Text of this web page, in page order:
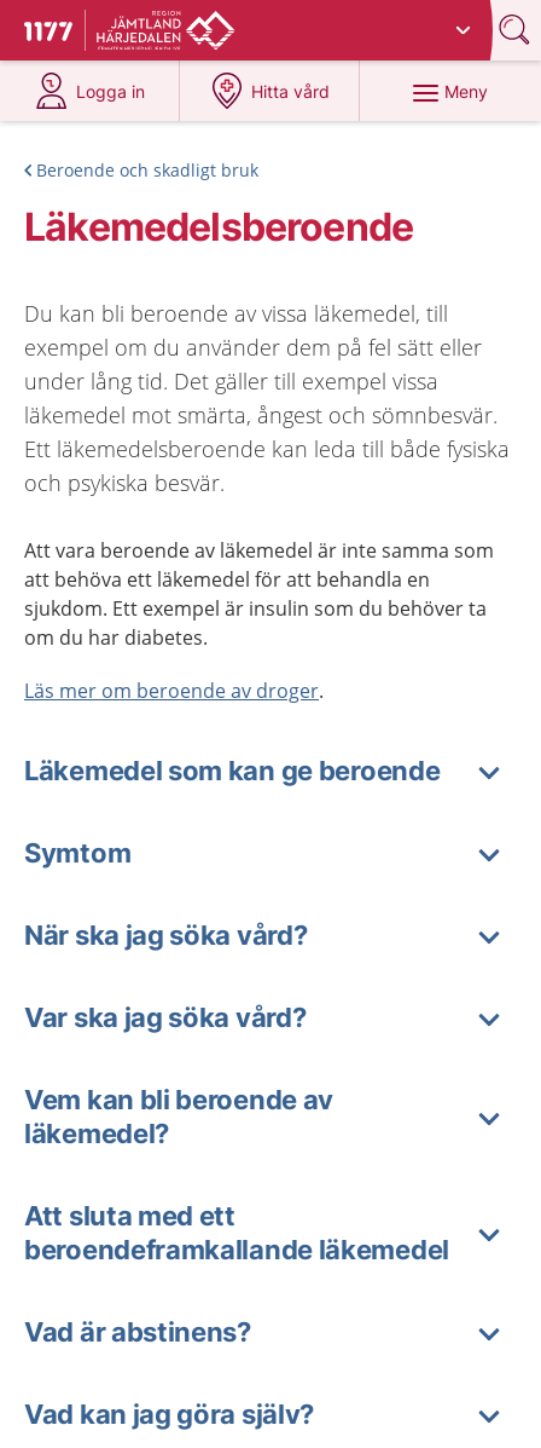
Till startsidan för 1177
Du har valt region
Logga in
på 1177.se
Hitta vård
på 1177.se
Meny
Beroende och skadligt bruk
Läkemedelsberoende
Du kan bli beroende av vissa läkemedel, till
exempel om du använder dem på fel sätt eller
under lång tid. Det gäller till exempel vissa
läkemedel mot smärta, ångest och sömnbesvär.
Ett läkemedelsberoende kan leda till både fysiska
och psykiska besvär.
Att vara beroende av läkemedel är inte samma som
att behöva ett läkemedel för att behandla en
sjukdom. Ett exempel är insulin som du behöver ta
om du har diabetes.
Läs mer om beroende av droger.
Läkemedel som kan ge beroende
Symtom
När ska jag söka vård?
Var ska jag söka vård?
Vem kan bli beroende av
läkemedel?
Att sluta med ett
beroendeframkallande läkemedel
Vad är abstinens?
Vad kan jag göra själv?